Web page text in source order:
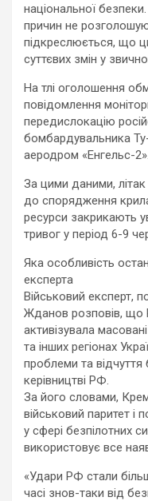
національної
причин не
підкреслюється, що
суттєвих змін у
На тлі оголошення
повідомлення
передислокацію
бомбардувальника
аеродром «Енгельс-2».
За цими даними, літак
до спорядження
ресурси закрикають
тривог у період 6-9
Яка особливість
експерта
Військовий експерт,
Жданов розповів, що
активізувала
та інших регіонах
проблеми та відчуття
керівництві РФ.
За його словами,
військовий паритет і
у сфері безпілотних
використовує все
«Удари РФ стали
часі знов-таки від